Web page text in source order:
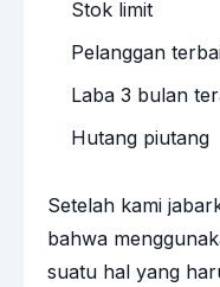
Stok limit
Pelanggan
Laba 3 bulan
Hutang piutang
Setelah kami
bahwa
suatu hal yang